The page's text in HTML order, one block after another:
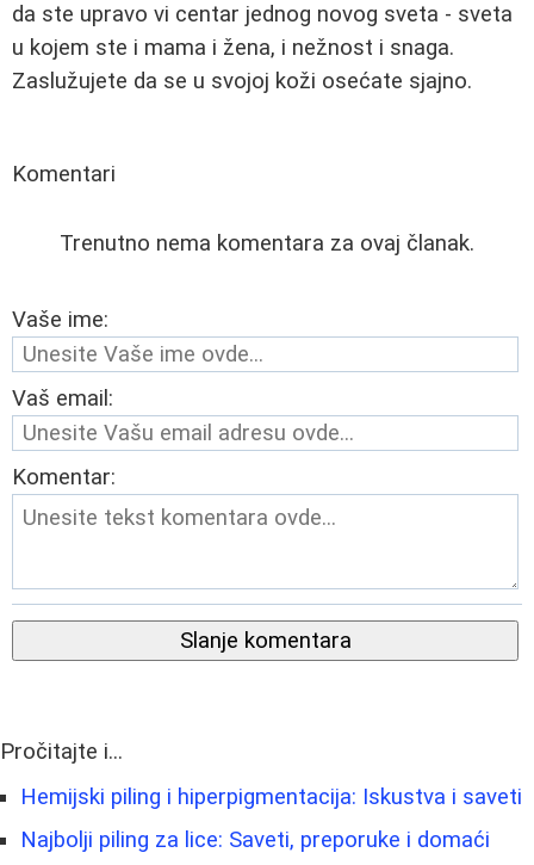
da ste upravo vi centar jednog novog sveta - sveta
u kojem ste i mama i žena, i nežnost i snaga.
Zaslužujete da se u svojoj koži osećate sjajno.
Komentari
Trenutno nema komentara za ovaj članak.
Vaše ime:
Vaš email:
Komentar:
Slanje komentara
Pročitajte i...
Hemijski piling i hiperpigmentacija: Iskustva i saveti
Najbolji piling za lice: Saveti, preporuke i domaći